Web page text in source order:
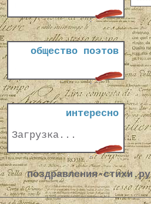
общество поэтов
интересно
Загрузка...
поздравления-